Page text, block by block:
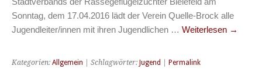
Sonntag, dem 17.04.2016 lädt der Verein Quelle-Brock alle
Jugendleiter/innen mit ihren Jugendlichen … Weiterlesen →
Kategorien: Allgemein | Schlagwörter: Jugend Permalink